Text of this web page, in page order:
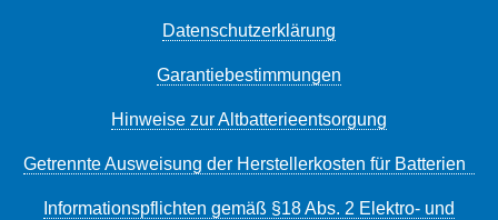
Datenschutzerklärung
Garantiebestimmungen
Hinweise zur Altbatterieentsorgung
Getrennte Ausweisung der Herstellerkosten für Batterien
Informationspflichten gemäß §18 Abs. 2 Elektro- und